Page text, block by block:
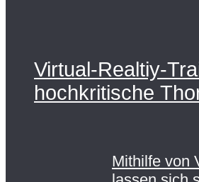
Virtual-Realtiy-
hochkritische
Mithilfe von